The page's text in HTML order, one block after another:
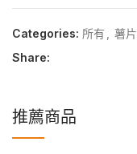
Categories: 所有 薯片
Share:
推薦商品